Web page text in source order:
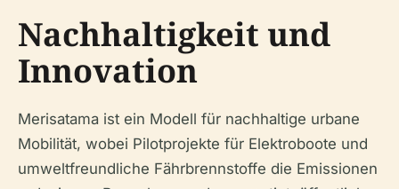
Nachhaltigkeit und
Innovation
Merisatama ist ein Modell für nachhaltige urbane
Mobilität, wobei Pilotprojekte für Elektroboote und
umweltfreundliche Fährbrennstoffe die Emissionen